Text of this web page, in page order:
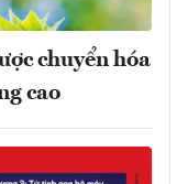
chuyển hóa
cao